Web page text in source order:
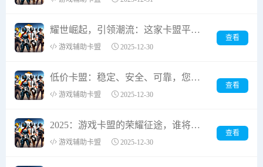
耀世崛起，引领潮流：这家卡盟平台为何能成为成立以来最受欢迎的焦点？
游戏辅助卡盟 2025-12-30
查看
低价卡盟：稳定、安全、可靠，您的数字生活守护者
游戏辅助卡盟 2025-12-30
查看
2025：游戏卡盟的荣耀征途，谁将傲视群雄？
游戏辅助卡盟 2025-12-30
查看